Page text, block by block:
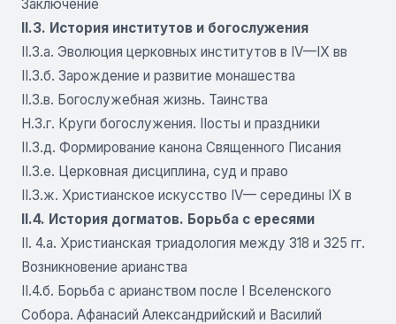
Заключение
II.3. История институтов и богослужения
II.3.а. Эволюция церковных институтов в IV—IX вв
II.3.б. Зарождение и развитие монашества
II.3.в. Богослужебная жизнь. Таинства
Н.3.г. Круги богослужения. IIосты и праздники
II.3.д. Формирование канона Священного Писания
II.3.е. Церковная дисциплина, суд и право
II.3.ж. Христианское искусство IV— середины IX в
II.4. История догматов. Борьба с ересями
II. 4.а. Христианская триадология между 318 и 325 гг.
Возникновение арианства
II.4.б. Борьба с арианством после I Вселенского
Собора. Афанасий Александрийский и Василий